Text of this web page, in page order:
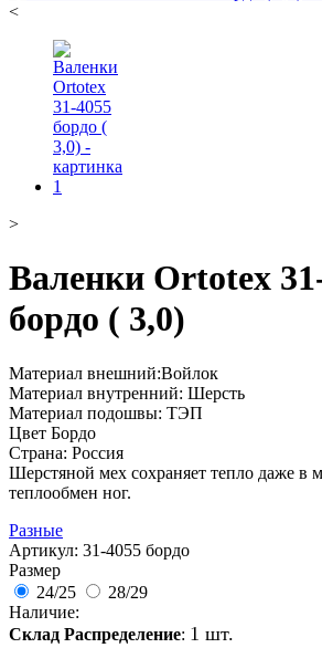
<
>
Валенки Ortotex
бордо ( 3,0)
Материал внешний:Войлок
Материал внутренний: Шерсть
Материал подошвы: ТЭП
Цвет Бордо
Страна: Россия
Шерстяной мех сохраняет тепло даже в
теплообмен ног.
Разные
Артикул: 31-4055 бордо
Размер
24/25
28/29
Наличие:
Склад Распределение: 1 шт.